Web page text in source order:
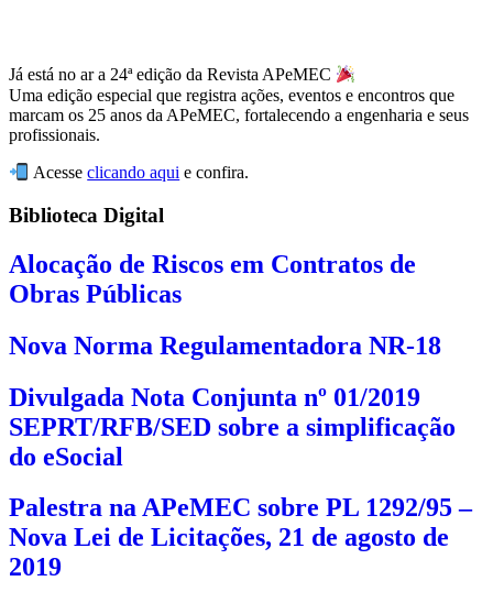
Já está no ar a 24ª edição da Revista APeMEC
Uma edição especial que registra ações, eventos e encontros que
marcam os 25 anos da APeMEC, fortalecendo a engenharia e seus
profissionais.
Acesseclicando aqui e confira.
Biblioteca Digital
Alocação de Riscos em Contratos de
Obras Públicas
Nova Norma Regulamentadora NR-18
Divulgada Nota Conjunta nº 01/2019
SEPRT/RFB/SED sobre a simplificação
do eSocial
Palestra na APeMEC sobre PL 1292/95 –
Nova Lei de Licitações, 21 de agosto de
2019